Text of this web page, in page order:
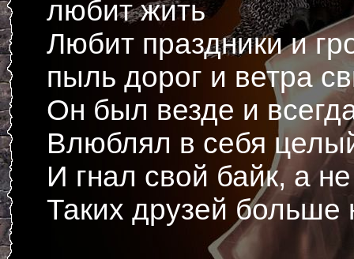
любит жить
Любит праздники и
пыль дорог и ветра
Он был везде и
Влюблял в себя
И гнал свой байк, а
Таких друзей больше